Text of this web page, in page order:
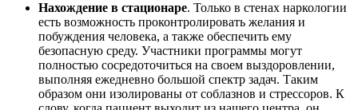
Нахождение в стационаре. Только в стенах наркологии
есть возможность проконтролировать желания и
побуждения человека, а также обеспечить ему
безопасную среду. Участники программы могут
полностью сосредоточиться на своем выздоровлении,
выполняя ежедневно большой спектр задач. Таким
образом они изолированы от соблазнов и стрессоров. К